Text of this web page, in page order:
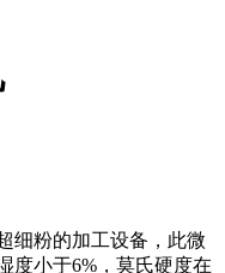
细粉的加工设备，此微
度小于6%，莫氏硬度在